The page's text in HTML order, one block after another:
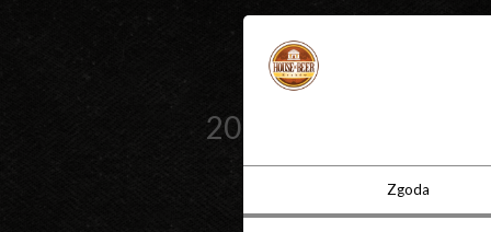
20 draught beers
Zgoda